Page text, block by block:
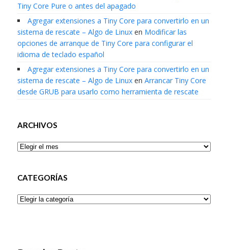
Tiny Core Pure o antes del apagado
Agregar extensiones a Tiny Core para convertirlo en un
sistema de rescate – Algo de Linuxen Modificar las
opciones de arranque de Tiny Core para configurar el
idioma de teclado español
Agregar extensiones a Tiny Core para convertirlo en un
sistema de rescate – Algo de Linuxen Arrancar Tiny Core
desde GRUB para usarlo como herramienta de rescate
ARCHIVOS
Archivos
CATEGORÍAS
Categorías